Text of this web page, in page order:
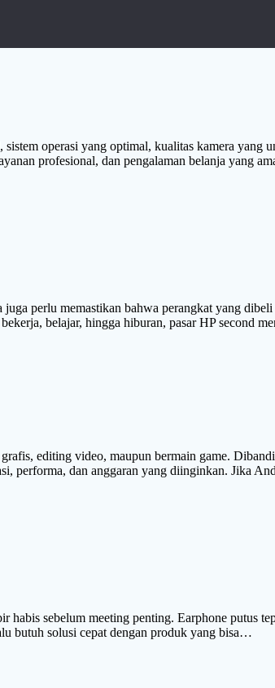
operasi yang optimal, kualitas kamera yang
profesional, dan pengalaman belanja yang
perlu memastikan bahwa perangkat yang
belajar, hingga hiburan, pasar HP second
editing video, maupun bermain game.
performa, dan anggaran yang diinginkan. Jika
sebelum meeting penting. Earphone putus
butuh solusi cepat dengan produk yang bisa…